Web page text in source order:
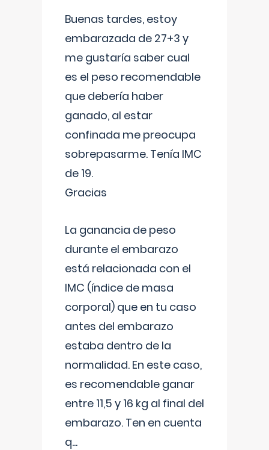
Buenas tardes, estoy
embarazada de 27+3 y
me gustaría saber cual
es el peso recomendable
que debería haber
ganado, al estar
confinada me preocupa
sobrepasarme. Tenía IMC
de 19.
Gracias
La ganancia de peso
durante el embarazo
está relacionada con el
IMC (índice de masa
corporal) que en tu caso
antes del embarazo
estaba dentro de la
normalidad. En este caso,
es recomendable ganar
entre 11,5 y 16 kg al final del
embarazo. Ten en cuenta
q...